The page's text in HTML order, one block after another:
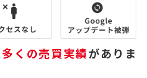
多くの売買実績がありま